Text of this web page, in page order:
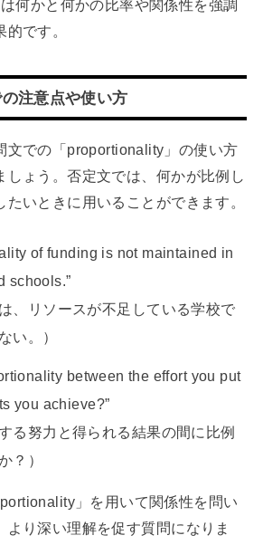
何かと何かの比率や関係性を強調
です。
注意点や使い方
文での「proportionality」の使い方
しょう。否定文では、何かが比例し
いときに用いることができます。
of funding is not maintained in
schools.”
、リソースが不足している学校で
い。）
between the effort you put
you achieve?”
る努力と得られる結果の間に比例
？）
」を用いて関係性を問い
より深い理解を促す質問になりま